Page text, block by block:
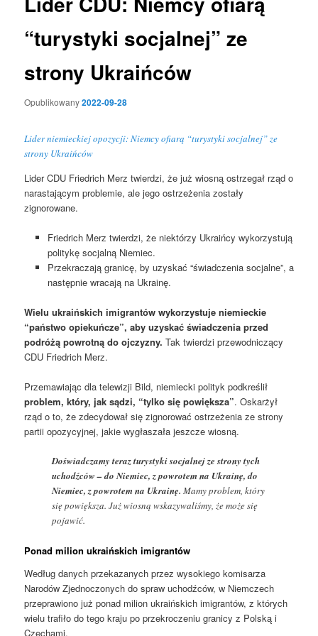
“turystyki socjalnej” ze
strony Ukraińców
Opublikowany2022-09-28
Lider niemieckiej opozycji: Niemcy ofiarą “turystyki socjalnej” ze
strony Ukraińców
Lider CDU Friedrich Merz twierdzi, że już wiosną ostrzegał rząd o
narastającym problemie, ale jego ostrzeżenia zostały
zignorowane.
Friedrich Merz twierdzi, że niektórzy Ukraińcy wykorzystują
politykę socjalną Niemiec.
Przekraczają granicę, by uzyskać “świadczenia socjalne”, a
następnie wracają na Ukrainę.
Wielu ukraińskich imigrantów wykorzystuje niemieckie
“państwo opiekuńcze”, aby uzyskać świadczenia przed
podróżą powrotną do ojczyzny.Tak twierdzi przewodniczący
CDU Friedrich Merz.
Przemawiając dla telewizji Bild, niemiecki polityk podkreślił
problem, który, jak sądzi, “tylko się powiększa”. Oskarżył
rząd o to, że zdecydował się zignorować ostrzeżenia ze strony
partii opozycyjnej, jakie wygłaszała jeszcze wiosną.
Doświadczamy teraz turystyki socjalnej ze strony tych
uchodźców – do Niemiec, z powrotem na Ukrainę, do
Niemiec, z powrotem na Ukrainę. Mamy problem, który
się powiększa. Już wiosną wskazywaliśmy, że może się
pojawić.
Ponad milion ukraińskich imigrantów
Według danych przekazanych przez wysokiego komisarza
Narodów Zjednoczonych do spraw uchodźców, w Niemczech
przeprawiono już ponad milion ukraińskich imigrantów, z których
wielu trafiło do tego kraju po przekroczeniu granicy z Polską i
Czechami.